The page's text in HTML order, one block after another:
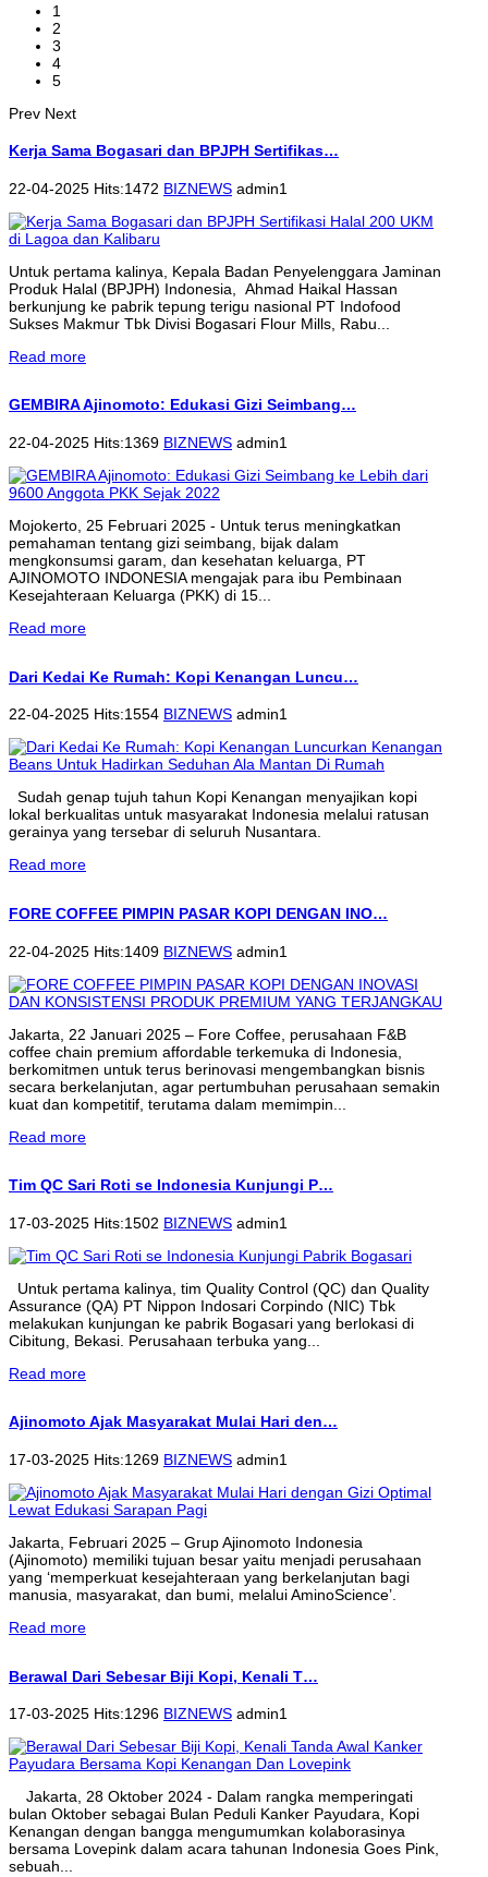
1
2
3
4
5
Prev Next
Kerja Sama Bogasari dan BPJPH Sertifikas…
22-04-2025 Hits:1472 BIZNEWS admin1
Untuk pertama kalinya, Kepala Badan Penyelenggara Jaminan
Produk Halal (BPJPH) Indonesia, Ahmad Haikal Hassan
berkunjung ke pabrik tepung terigu nasional PT Indofood
Sukses Makmur Tbk Divisi Bogasari Flour Mills, Rabu...
Read more
GEMBIRA Ajinomoto: Edukasi Gizi Seimbang…
22-04-2025 Hits:1369 BIZNEWS admin1
Mojokerto, 25 Februari 2025 - Untuk terus meningkatkan
pemahaman tentang gizi seimbang, bijak dalam
mengkonsumsi garam, dan kesehatan keluarga, PT
AJINOMOTO INDONESIA mengajak para ibu Pembinaan
Kesejahteraan Keluarga (PKK) di 15...
Read more
Dari Kedai Ke Rumah: Kopi Kenangan Luncu…
22-04-2025 Hits:1554 BIZNEWS admin1
Sudah genap tujuh tahun Kopi Kenangan menyajikan kopi
lokal berkualitas untuk masyarakat Indonesia melalui ratusan
gerainya yang tersebar di seluruh Nusantara.
Read more
FORE COFFEE PIMPIN PASAR KOPI DENGAN INO…
22-04-2025 Hits:1409 BIZNEWS admin1
Jakarta, 22 Januari 2025 – Fore Coffee, perusahaan F&B
coffee chain premium affordable terkemuka di Indonesia,
berkomitmen untuk terus berinovasi mengembangkan bisnis
secara berkelanjutan, agar pertumbuhan perusahaan semakin
kuat dan kompetitif, terutama dalam memimpin...
Read more
Tim QC Sari Roti se Indonesia Kunjungi P…
17-03-2025 Hits:1502 BIZNEWS admin1
Untuk pertama kalinya, tim Quality Control (QC) dan Quality
Assurance (QA) PT Nippon Indosari Corpindo (NIC) Tbk
melakukan kunjungan ke pabrik Bogasari yang berlokasi di
Cibitung, Bekasi. Perusahaan terbuka yang...
Read more
Ajinomoto Ajak Masyarakat Mulai Hari den…
17-03-2025 Hits:1269 BIZNEWS admin1
Jakarta, Februari 2025 – Grup Ajinomoto Indonesia
(Ajinomoto) memiliki tujuan besar yaitu menjadi perusahaan
yang ‘memperkuat kesejahteraan yang berkelanjutan bagi
manusia, masyarakat, dan bumi, melalui AminoScience’.
Read more
Berawal Dari Sebesar Biji Kopi, Kenali T…
17-03-2025 Hits:1296 BIZNEWS admin1
Jakarta, 28 Oktober 2024 - Dalam rangka memperingati
bulan Oktober sebagai Bulan Peduli Kanker Payudara, Kopi
Kenangan dengan bangga mengumumkan kolaborasinya
bersama Lovepink dalam acara tahunan Indonesia Goes Pink,
sebuah...